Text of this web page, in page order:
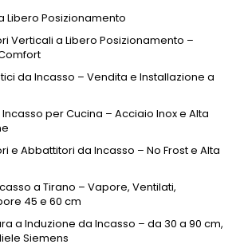
Libero Posizionamento
Verticali a Libero Posizionamento –
da Incasso – Vendita e Installazione a
per Cucina – Acciaio Inox e Alta
e Abbattitori da Incasso – No Frost e Alta
a Tirano – Vapore, Ventilati,
45 e 60 cm
a Induzione da Incasso – da 30 a 90 cm,
Siemens